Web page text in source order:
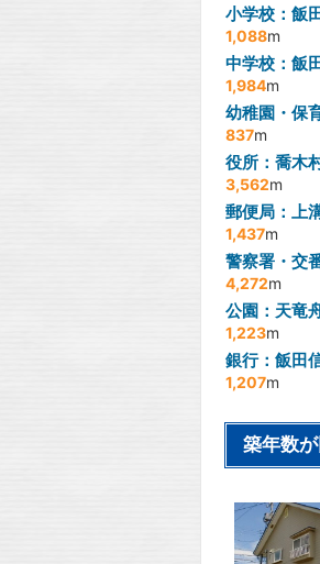
小学校：飯
1,088m
中学校：飯
1,984m
幼稚園・保
837m
役所：喬木
3,562m
郵便局：上
1,437m
警察署・交
4,272m
公園：天竜
1,223m
銀行：飯田
1,207m
築年数